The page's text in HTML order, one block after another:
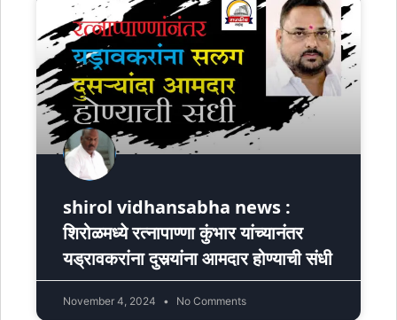
shirol vidhansabha news :
शिरोळमध्ये रत्नापाण्णा कुंभार यांच्यानंतर
यड्रावकरांना दुसर्‍यांना आमदार होण्याची संधी
November 4, 2024 No Comments